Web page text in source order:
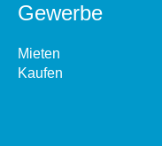
Gewerbe
Mieten
Kaufen